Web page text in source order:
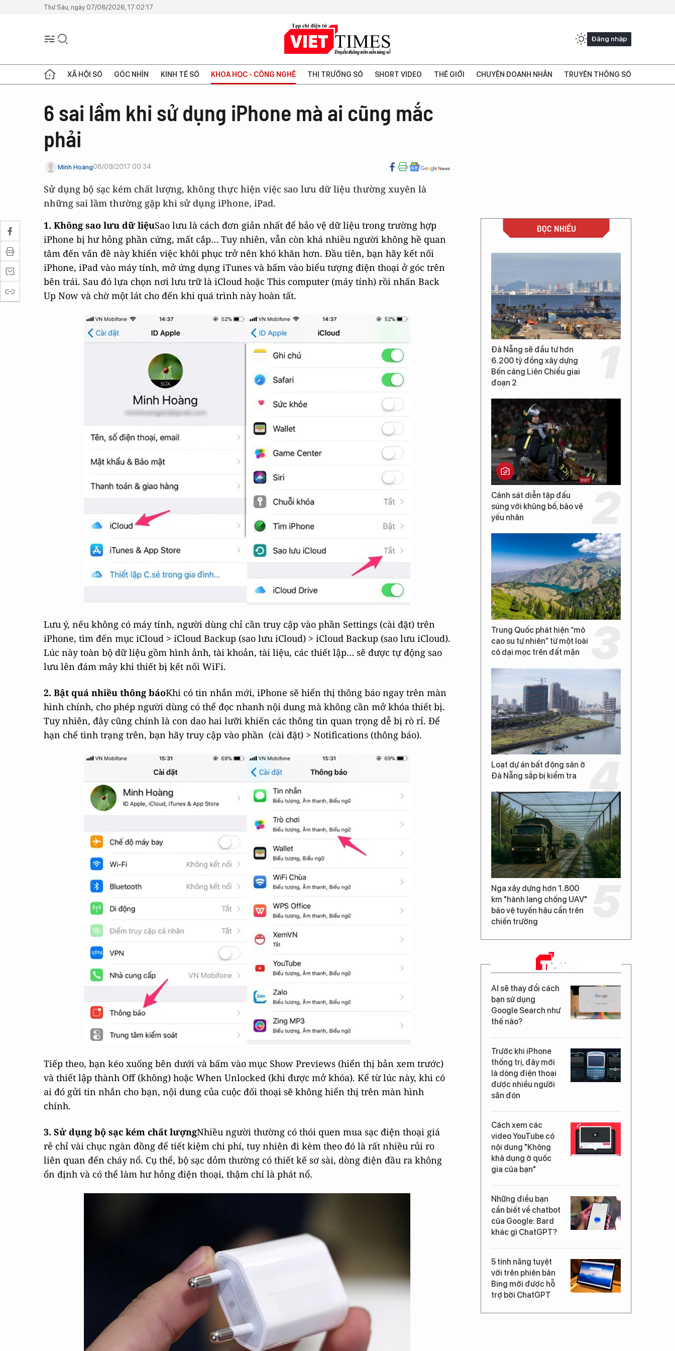
Thứ Sáu, ngày 07/08/2026, 17:02:17
Đăng nhập
XÃ HỘI SỐ GÓC NHÌN KINH TẾ SỐ KHOA HỌC - CÔNG NGHỆ THỊ TRƯỜNG SỐ SHORT VIDEO THẾ GIỚI CHUYỆN DOANH NHÂN TRUYỀN THÔNG SỐ
6 sai lầm khi sử dụng iPhone mà ai cũng mắc
phải
Minh Hoàng08/09/2017 00:34
Sử dụng bộ sạc kém chất lượng, không thực hiện việc sao lưu dữ liệu thường xuyên là
những sai lầm thường gặp khi sử dụng iPhone, iPad.
1. Không sao lưu dữ liệuSao lưu là cách đơn giản nhất để bảo vệ dữ liệu trong trường hợp
iPhone bị hư hỏng phần cứng, mất cắp… Tuy nhiên, vẫn còn khá nhiều người không hề quan
tâm đến vấn đề này khiến việc khôi phục trở nên khó khăn hơn. Đầu tiên, bạn hãy kết nối
iPhone, iPad vào máy tính, mở ứng dụng iTunes và bấm vào biểu tượng điện thoại ở góc trên
bên trái. Sau đó lựa chọn nơi lưu trữ là iCloud hoặc This computer (máy tính) rồi nhấn Back
Up Now và chờ một lát cho đến khi quá trình này hoàn tất.
Lưu ý, nếu không có máy tính, người dùng chỉ cần truy cập vào phần Settings (cài đặt) trên
iPhone, tìm đến mục iCloud > iCloud Backup (sao lưu iCloud) > iCloud Backup (sao lưu iCloud).
Lúc này toàn bộ dữ liệu gồm hình ảnh, tài khoản, tài liệu, các thiết lập… sẽ được tự động sao
lưu lên đám mây khi thiết bị kết nối WiFi.
2. Bật quá nhiều thông báoKhi có tin nhắn mới, iPhone sẽ hiển thị thông báo ngay trên màn
hình chính, cho phép người dùng có thể đọc nhanh nội dung mà không cần mở khóa thiết bị.
Tuy nhiên, đây cũng chính là con dao hai lưỡi khiến các thông tin quan trọng dễ bị rò rỉ. Để
hạn chế tình trạng trên, bạn hãy truy cập vào phần (cài đặt) > Notifications (thông báo).
Tiếp theo, bạn kéo xuống bên dưới và bấm vào mục Show Previews (hiển thị bản xem trước)
và thiết lập thành Off (không) hoặc When Unlocked (khi được mở khóa). Kể từ lúc này, khi có
ai đó gửi tin nhắn cho bạn, nội dung của cuộc đối thoại sẽ không hiển thị trên màn hình
chính.
3. Sử dụng bộ sạc kém chất lượngNhiều người thường có thói quen mua sạc điện thoại giá
rẻ chỉ vài chục ngàn đồng để tiết kiệm chi phí, tuy nhiên đi kèm theo đó là rất nhiều rủi ro
liên quan đến cháy nổ. Cụ thể, bộ sạc dỏm thường có thiết kế sơ sài, dòng điện đầu ra không
ổn định và có thể làm hư hỏng điện thoại, thậm chí là phát nổ.
ĐỌC NHIỀU
Đà Nẵng sẽ đầu tư hơn
6.200 tỷ đồng xây dựng
Bến cảng Liên Chiểu giai
đoạn 2
Cảnh sát diễn tập đấu
súng với khủng bố, bảo vệ
yếu nhân
Trung Quốc phát hiện “mỏ
cao su tự nhiên” từ một loài
cỏ dại mọc trên đất mặn
Loạt dự án bất động sản ở
Đà Nẵng sắp bị kiểm tra
Nga xây dựng hơn 1.800
km "hành lang chống UAV"
bảo vệ tuyến hậu cần trên
chiến trường
TIN MỚI
AI sẽ thay đổi cách
bạn sử dụng
Google Search như
thế nào?
Trước khi iPhone
thống trị, đây mới
là dòng điện thoại
được nhiều người
săn đón
Cách xem các
video YouTube có
nội dung "Không
khả dụng ở quốc
gia của bạn"
Những điều bạn
cần biết về chatbot
của Google: Bard
khác gì ChatGPT?
5 tính năng tuyệt
vời trên phiên bản
Bing mới được hỗ
trợ bởi ChatGPT